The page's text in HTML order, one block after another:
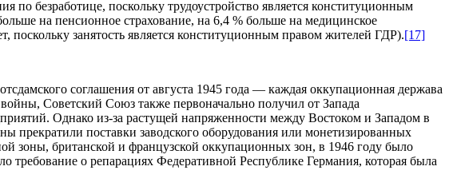
по безработице, поскольку трудоустройство является конституционным
на пенсионное страхование, на 6,4 % больше на медицинское
поскольку занятость является конституционным правом жителей ГДР).[17]
соглашения от августа 1945 года — каждая оккупационная держава
Советский Союз также первоначально получил от Запада
Однако из-за растущей напряженности между Востоком и Западом в
прекратили поставки заводского оборудования или монетизированных
зоны, британской и французской оккупационных зон, в 1946 году было
требование о репарациях Федеративной Республике Германия, которая была